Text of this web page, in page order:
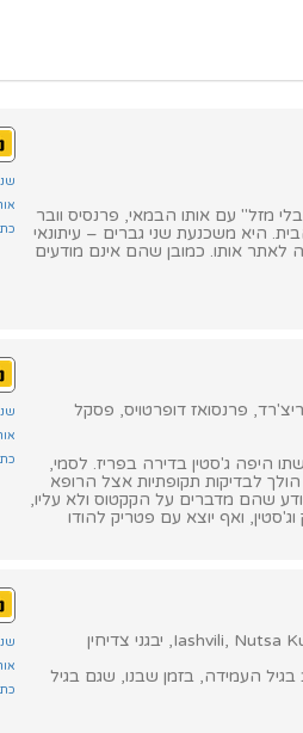
מזל" עם אותו הבמאי, פרנסיס וובר
היא משכנעת שני גברים – עיתונאי
לאתר אותו. כמובן שהם אינם מודעים
ריצ'רד, פרנסואז דופרטויס, פסקל
היפה ג'סטין בדירה בפריז. לסמי,
לבדיקות תקופתיות אצל הרופא
שהם מדברים על הקקטוס ולא עליו,
ואף יוצא עם פטריק להודו
העמידה, בזמן שבנו, שגם בגיל